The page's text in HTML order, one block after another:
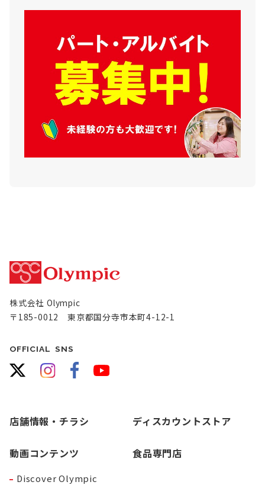
株式会社 Olympic
〒185-0012 東京都国分寺市本町4-12-1
OFFICIAL SNS
店舗情報・チラシ
動画コンテンツ
Discover Olympic
ディスカウントストア
食品専門店